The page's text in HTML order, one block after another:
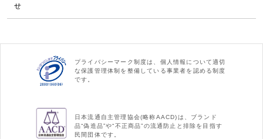
せ
プライバシーマーク制度は、個人情報について適切
な保護管理体制を整備している事業者を認める制度
です。
日本流通自主管理協会(略称AACD)は、ブランド
品“偽造品”や“不正商品”の流通防止と排除を目指す
民間団体です。